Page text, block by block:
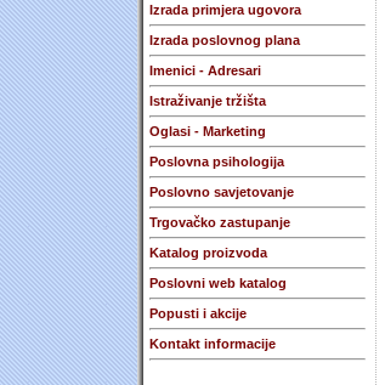
Izrada primjera ugovora
Izrada poslovnog plana
Imenici - Adresari
Istraživanje tržišta
Oglasi - Marketing
Poslovna psihologija
Poslovno savjetovanje
Trgovačko zastupanje
Katalog proizvoda
Poslovni web katalog
Popusti i akcije
Kontakt informacije